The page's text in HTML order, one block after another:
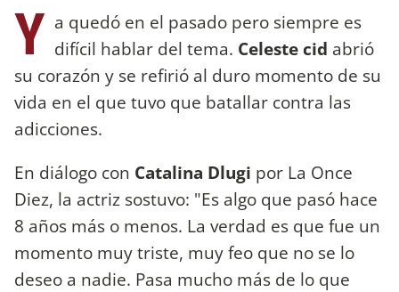
Y a quedó en el pasado pero siempre es
difícil hablar del tema. Celeste cid abrió
su corazón y se refirió al duro momento de su
vida en el que tuvo que batallar contra las
adicciones.
En diálogo con Catalina Dlugi por La Once
Diez, la actriz sostuvo: "Es algo que pasó hace
8 años más o menos. La verdad es que fue un
momento muy triste, muy feo que no se lo
deseo a nadie. Pasa mucho más de lo que